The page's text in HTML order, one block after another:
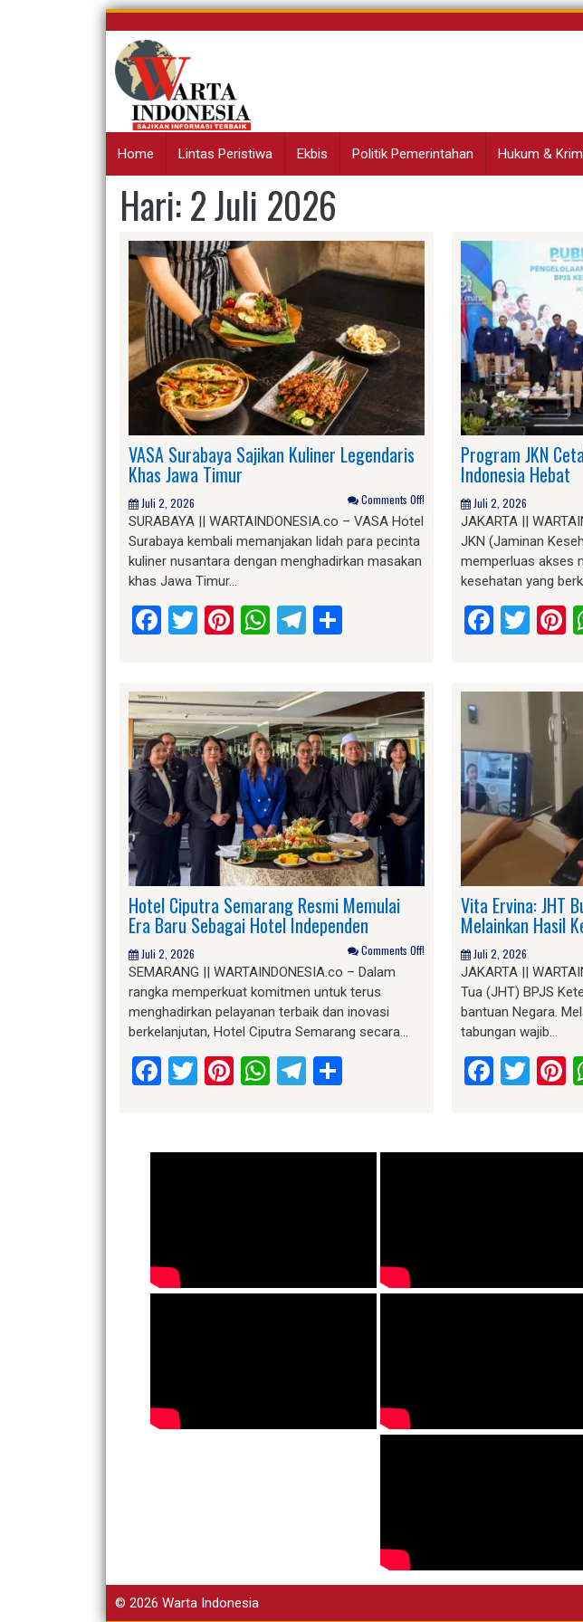
Skip
content
Home Lintas Peristiwa Ekbis Politik Pemerintahan Hukum &
Hari:2 Juli 2026
VASA Surabaya Sajikan Kuliner Legendaris
Khas Jawa Timur
Juli 2, 2026 Comments Off!
SURABAYA || WARTAINDONESIA.co – VASA Hotel
Surabaya kembali memanjakan lidah para pecinta
kuliner nusantara dengan menghadirkan masakan
khas Jawa Timur…
Facebook
Twitter
Pinterest
WhatsApp
Telegram
Hotel Ciputra Semarang Resmi Memulai
Era Baru Sebagai Hotel Independen
Juli 2, 2026 Comments Off!
SEMARANG || WARTAINDONESIA.co – Dalam
rangka memperkuat komitmen untuk terus
menghadirkan pelayanan terbaik dan inovasi
berkelanjutan, Hotel Ciputra Semarang secara…
Facebook
Twitter
Pinterest
WhatsApp
Telegram
Program JKN
Indonesia Hebat
Juli 2, 2026
JAKARTA ||
JKN (Jaminan
memperluas akses
kesehatan yang
Vita Ervina: JHT
Melainkan Hasil
Juli 2, 2026
JAKARTA ||
Tua (JHT) BPJS
bantuan Negara.
tabungan wajib…
© 2026 Warta Indonesia